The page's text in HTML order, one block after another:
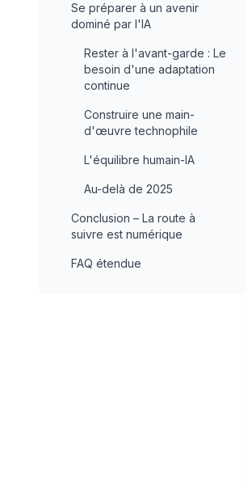
Se préparer à un avenir
dominé par l'IA
Rester à l'avant-garde : Le
besoin d'une adaptation
continue
Construire une main-
d'œuvre technophile
L'équilibre humain-IA
Au-delà de 2025
Conclusion – La route à
suivre est numérique
FAQ étendue